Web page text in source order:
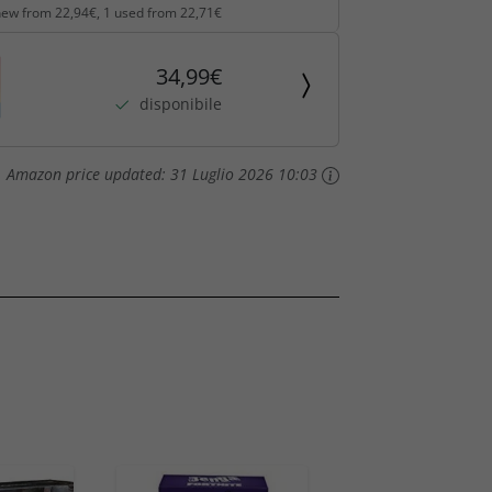
from 22,94€, 1 used from 22,71€
34,99€
disponibile
Amazon price updated: 31 Luglio 2026 10:03